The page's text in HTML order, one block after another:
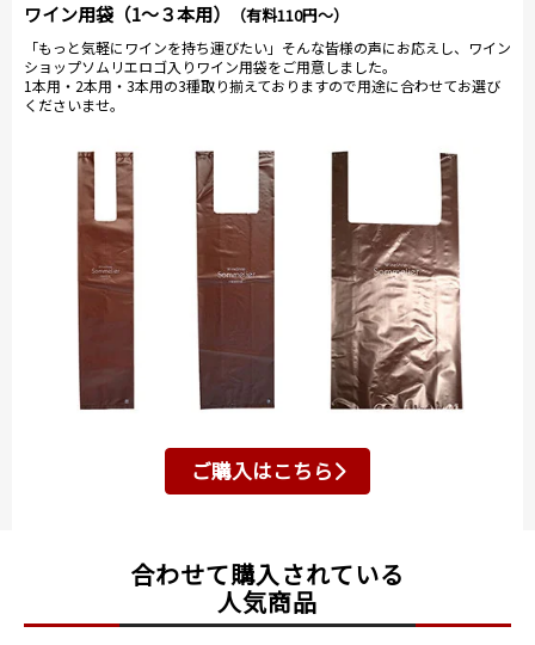
ワイン用袋（1～３本用） （有料110円～）
「もっと気軽にワインを持ち運びたい」そんな皆様の声にお応えし、ワイン
ショップソムリエロゴ入りワイン用袋をご用意しました。
1本用・2本用・3本用の3種取り揃えておりますので用途に合わせてお選び
くださいませ。
ご購入はこちら
合わせて購入されている
人気商品